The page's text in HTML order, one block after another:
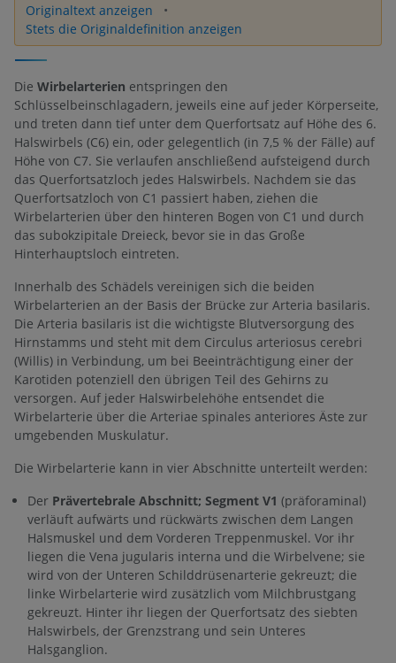
Originaltext anzeigen
Stets die Originaldefinition anzeigen
Die Wirbelarterien entspringen den
Schlüsselbeinschlagadern, jeweils eine auf jeder Körperseite,
und treten dann tief unter dem Querfortsatz auf Höhe des 6.
Halswirbels (C6) ein, oder gelegentlich (in 7,5 % der Fälle) auf
Höhe von C7. Sie verlaufen anschließend aufsteigend durch
das Querfortsatzloch jedes Halswirbels. Nachdem sie das
Querfortsatzloch von C1 passiert haben, ziehen die
Wirbelarterien über den hinteren Bogen von C1 und durch
das subokzipitale Dreieck, bevor sie in das Große
Hinterhauptsloch eintreten.
Innerhalb des Schädels vereinigen sich die beiden
Wirbelarterien an der Basis der Brücke zur Arteria basilaris.
Die Arteria basilaris ist die wichtigste Blutversorgung des
Hirnstamms und steht mit dem Circulus arteriosus cerebri
(Willis) in Verbindung, um bei Beeinträchtigung einer der
Karotiden potenziell den übrigen Teil des Gehirns zu
versorgen. Auf jeder Halswirbelehöhe entsendet die
Wirbelarterie über die Arteriae spinales anteriores Äste zur
umgebenden Muskulatur.
Die Wirbelarterie kann in vier Abschnitte unterteilt werden:
Der Prävertebrale Abschnitt; Segment V1 (präforaminal)
verläuft aufwärts und rückwärts zwischen dem Langen
Halsmuskel und dem Vorderen Treppenmuskel. Vor ihr
liegen die Vena jugularis interna und die Wirbelvene; sie
wird von der Unteren Schilddrüsenarterie gekreuzt; die
linke Wirbelarterie wird zusätzlich vom Milchbrustgang
gekreuzt. Hinter ihr liegen der Querfortsatz des siebten
Halswirbels, der Grenzstrang und sein Unteres
Halsganglion.